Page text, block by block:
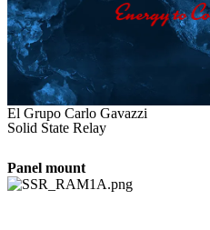
El Grupo Carlo Gavazzi
Solid State Relay
Panel mount